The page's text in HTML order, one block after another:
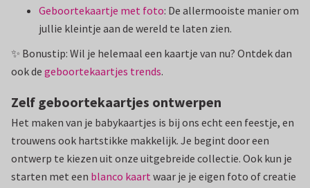
Geboortekaartje met foto: De allermooiste manier om
jullie kleintje aan de wereld te laten zien.
✨ Bonustip: Wil je helemaal een kaartje van nu? Ontdek dan
ook de geboortekaartjes trends.
Zelf geboortekaartjes ontwerpen
Het maken van je babykaartjes is bij ons echt een feestje, en
trouwens ook hartstikke makkelijk. Je begint door een
ontwerp te kiezen uit onze uitgebreide collectie. Ook kun je
starten met een blanco kaart waar je je eigen foto of creatie